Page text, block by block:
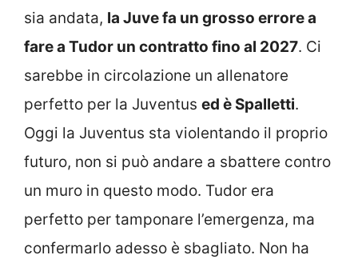
sia andata, la Juve fa un grosso errore a
fare a Tudor un contratto fino al 2027. Ci
sarebbe in circolazione un allenatore
perfetto per la Juventus ed è Spalletti.
Oggi la Juventus sta violentando il proprio
futuro, non si può andare a sbattere contro
un muro in questo modo. Tudor era
perfetto per tamponare l’emergenza, ma
confermarlo adesso è sbagliato. Non ha